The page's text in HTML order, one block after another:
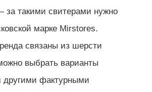
за такими свитерами нужно
марке Mirstores.
связаны из шерсти
выбрать варианты
другими фактурными